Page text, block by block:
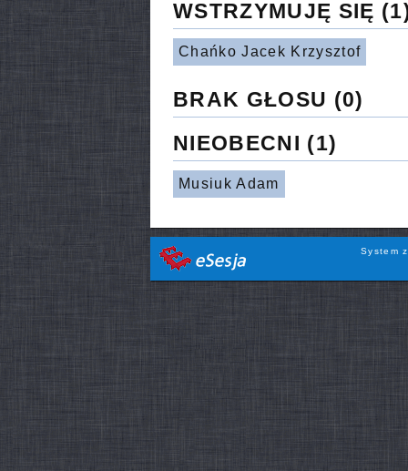
WSTRZYMUJĘ SIĘ
Chańko Jacek Krzysztof
BRAK GŁOSU (0)
NIEOBECNI (1)
Musiuk Adam
System